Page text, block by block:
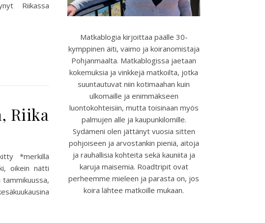
Riikassa
Riika
*merkillä
oikein nätti
Matkablogia kirjoittaa päälle 30-
kymppinen äiti, vaimo ja koiranomistaja
Pohjanmaalta. Matkablogissa jaetaan
kokemuksia ja vinkkejä matkoilta, jotka
suuntautuvat niin kotimaahan kuin
ulkomaille ja enimmäkseen
luontokohteisiin, mutta toisinaan myös
palmujen alle ja kaupunkilomille.
Sydämeni olen jättänyt vuosia sitten
pohjoiseen ja arvostankin pieniä, aitoja
ja rauhallisia kohteita sekä kauniita ja
karuja maisemia. Roadtripit ovat
perheemme mieleen ja parasta on, jos
koira lähtee matkoille mukaan.